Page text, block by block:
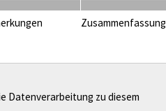
Zusammenfassung
Datenverarbeitung zu diesem